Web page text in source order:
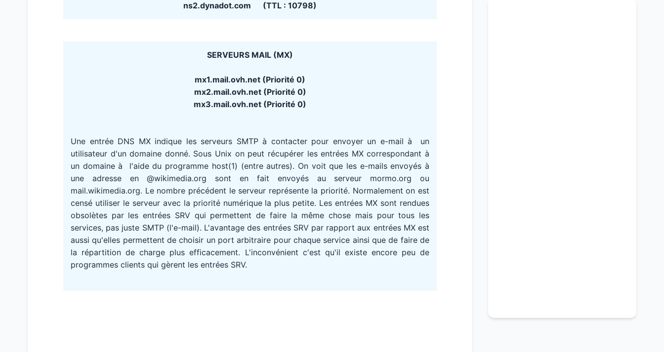
ns2.dynadot.com (TTL : 10798)
SERVEURS MAIL (MX)
mx1.mail.ovh.net (Priorité 0)
mx2.mail.ovh.net (Priorité 0)
mx3.mail.ovh.net (Priorité 0)
Une entrée DNS MX indique les serveurs SMTP à contacter pour envoyer un e-mail à un
utilisateur d'un domaine donné. Sous Unix on peut récupérer les entrées MX correspondant à
un domaine à l'aide du programme host(1) (entre autres). On voit que les e-mails envoyés à
une adresse en @wikimedia.org sont en fait envoyés au serveur mormo.org ou
mail.wikimedia.org. Le nombre précédent le serveur représente la priorité. Normalement on est
censé utiliser le serveur avec la priorité numérique la plus petite. Les entrées MX sont rendues
obsolètes par les entrées SRV qui permettent de faire la même chose mais pour tous les
services, pas juste SMTP (l'e-mail). L'avantage des entrées SRV par rapport aux entrées MX est
aussi qu'elles permettent de choisir un port arbitraire pour chaque service ainsi que de faire de
la répartition de charge plus efficacement. L'inconvénient c'est qu'il existe encore peu de
programmes clients qui gèrent les entrées SRV.